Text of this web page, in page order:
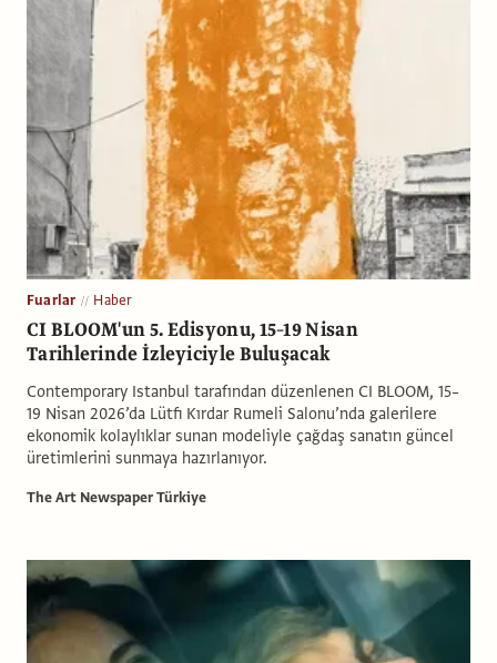
Fuarlar Haber
CI BLOOM'un 5. Edisyonu, 15–19 Nisan
Tarihlerinde İzleyiciyle Buluşacak
Contemporary Istanbul tarafından düzenlenen CI BLOOM, 15–
19 Nisan 2026’da Lütfi Kırdar Rumeli Salonu’nda galerilere
ekonomik kolaylıklar sunan modeliyle çağdaş sanatın güncel
üretimlerini sunmaya hazırlanıyor.
The Art Newspaper Türkiye